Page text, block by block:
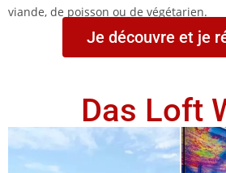
viande, de poisson ou de végétarien.
Je découvre et je
Das Loft